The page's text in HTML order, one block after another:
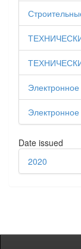
Date issued
2020